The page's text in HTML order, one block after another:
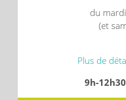
du
(et
Plus de
9h-